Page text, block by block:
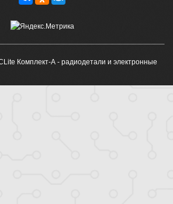
Комплект-А - радиодетали и электронные